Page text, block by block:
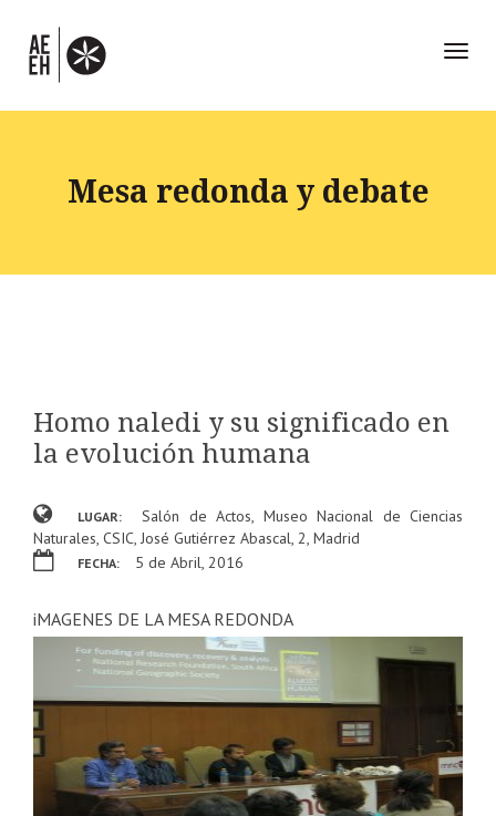
Mesa redonda y debate
Homo naledi y su significado en
la evolución humana
LUGAR:
Salón de Actos, Museo Nacional de Ciencias
Naturales, CSIC, José Gutiérrez Abascal, 2, Madrid
FECHA: 5 de Abril, 2016
iMAGENES DE LA MESA REDONDA